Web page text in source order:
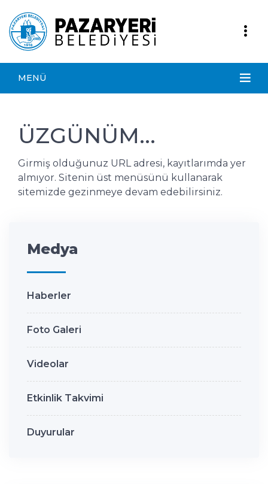
MENÜ
ÜZGÜNÜM...
Girmiş olduğunuz URL adresi, kayıtlarımda yer
almıyor. Sitenin üst menüsünü kullanarak
sitemizde gezinmeye devam edebilirsiniz.
Medya
Haberler
Foto Galeri
Videolar
Etkinlik Takvimi
Duyurular